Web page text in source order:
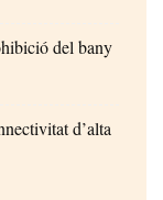
del bany
d’alta